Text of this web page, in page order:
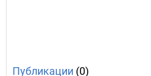
Публикации (0)